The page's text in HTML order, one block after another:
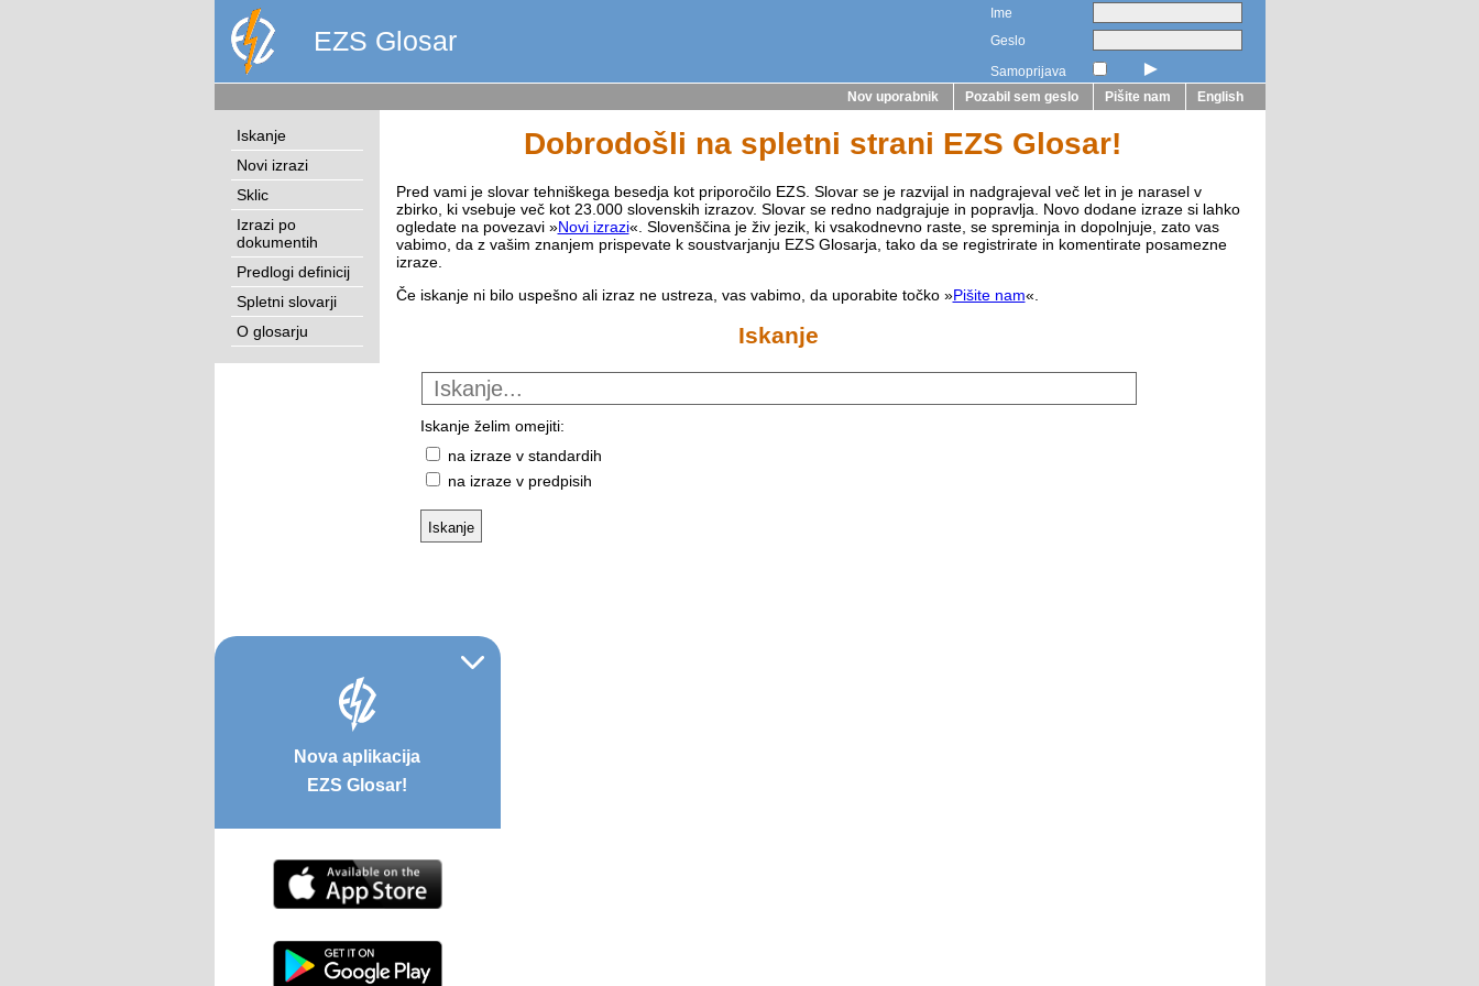
Ime
Geslo
Samoprijava
►
EZS Glosar
Nov uporabnik Pozabil sem geslo Pišite nam English
Iskanje
Novi izrazi
Sklic
Izrazi po
dokumentih
Predlogi definicij
Spletni slovarji
O glosarju
Dobrodošli na spletni strani EZS Glosar!
Pred vami je slovar tehniškega besedja kot priporočilo EZS. Slovar se je razvijal in nadgrajeval več let in je narasel v
zbirko, ki vsebuje več kot 23.000 slovenskih izrazov. Slovar se redno nadgrajuje in popravlja. Novo dodane izraze si lahko
ogledate na povezavi »Novi izrazi«. Slovenščina je živ jezik, ki vsakodnevno raste, se spreminja in dopolnjuje, zato vas
vabimo, da z vašim znanjem prispevate k soustvarjanju EZS Glosarja, tako da se registrirate in komentirate posamezne
izraze.
Če iskanje ni bilo uspešno ali izraz ne ustreza, vas vabimo, da uporabite točko »Pišite nam«.
Iskanje
Iskanje želim omejiti:
na izraze v standardih
na izraze v predpisih
Nova aplikacija
EZS Glosar!